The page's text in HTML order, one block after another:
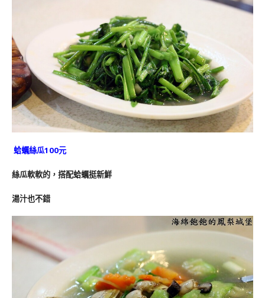
蛤蠣絲瓜100元
絲瓜軟軟的，搭配蛤蠣挺新鮮
湯汁也不錯